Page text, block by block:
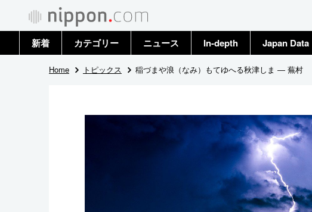
新着 カテゴリー
政治・外交
ニュース
トップ
In-depth Japan Data
Home トピックス 稲づまや浪（なみ）もてゆへる秋津しま ― 蕪村